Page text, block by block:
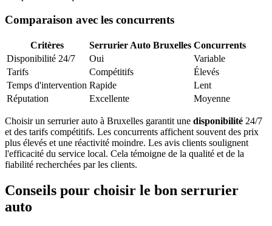
Comparaison avec les concurrents
Critères Serrurier Auto Bruxelles Concurrents
Disponibilité 24/7
Oui
Variable
Tarifs
Compétitifs
Élevés
Temps d'intervention Rapide
Lent
Réputation
Excellente Moyenne
Choisir un serrurier auto à Bruxelles garantit une disponibilité 24/7
et des tarifs compétitifs. Les concurrents affichent souvent des prix
plus élevés et une réactivité moindre. Les avis clients soulignent
l'efficacité du service local. Cela témoigne de la qualité et de la
fiabilité recherchées par les clients.
Conseils pour choisir le bon serrurier
auto